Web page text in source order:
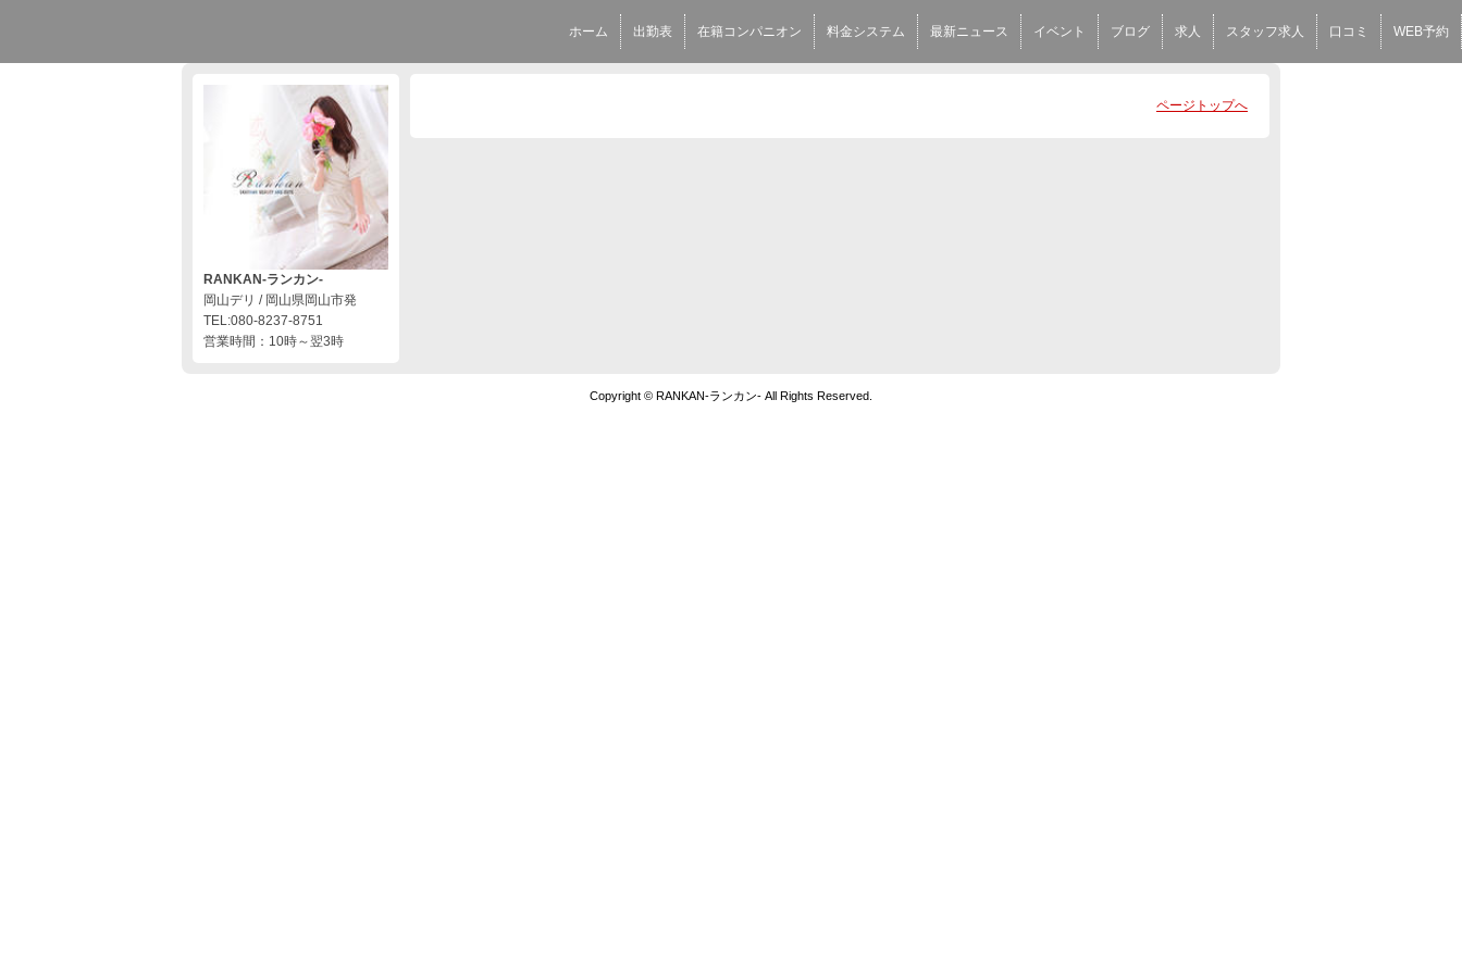
ホーム 出勤表 在籍コンパニオン 料金システム 最新ニュース イベント ブログ 求人 スタッフ求人 口コミ WEB予約
RANKAN-ランカン-
岡山デリ / 岡山県岡山市発
TEL:080-8237-8751
営業時間：10時～翌3時
ページトップへ
Copyright © RANKAN-ランカン- All Rights Reserved.